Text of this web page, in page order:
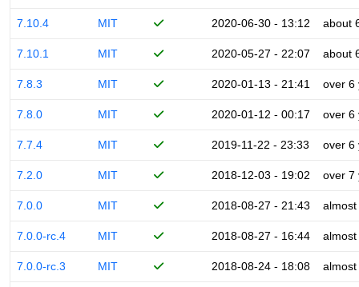
7.10.4 MIT 2020-06-30 - 13:12 about
7.10.1 MIT 2020-05-27 - 22:07 about
7.8.3 MIT 2020-01-13 - 21:41 over 6
7.8.0 MIT 2020-01-12 - 00:17 over 6
7.7.4 MIT 2019-11-22 - 23:33 over 6
7.2.0 MIT 2018-12-03 - 19:02 over 7
7.0.0 MIT 2018-08-27 - 21:43
7.0.0-rc.4 MIT 2018-08-27 - 16:44
7.0.0-rc.3 MIT 2018-08-24 - 18:08